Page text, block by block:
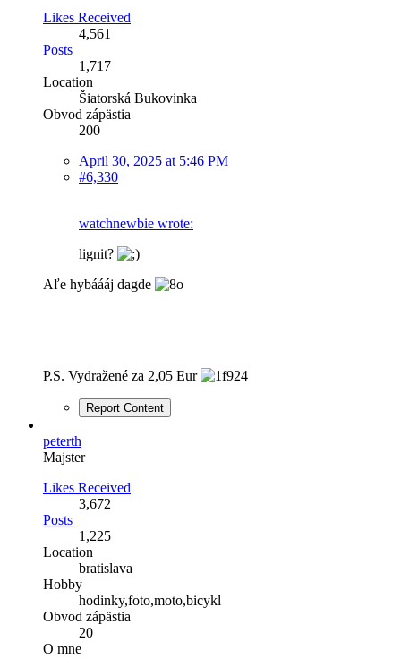
Likes Received
4,561
Posts
1,717
Location
Šiatorská Bukovinka
Obvod zápästia
200
April 30, 2025 at 5:46 PM
#6,330
watchnewbie wrote:
lignit?
Aľe hybáááj dagde
P.S. Vydražené za 2,05 Eur
Report Content
peterth
Majster
Likes Received
3,672
Posts
1,225
Location
bratislava
Hobby
hodinky,foto,moto,bicykl
Obvod zápästia
20
O mne